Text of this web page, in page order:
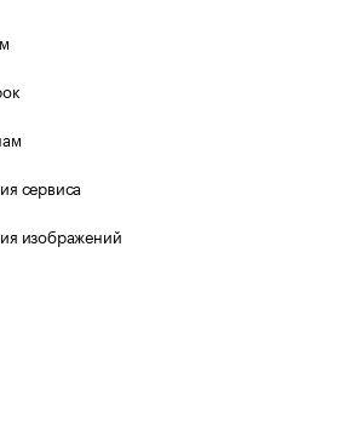
сервиса
изображений